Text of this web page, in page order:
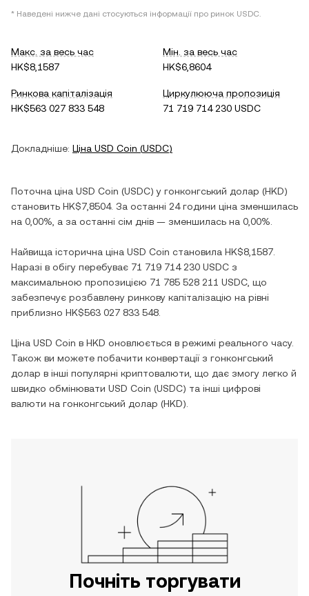
* Наведені нижче дані стосуються інформації про ринок USDC.
Макс. за весь час
HK$8,1587
Мін. за весь час
HK$6,8604
Ринкова капіталізація
HK$563 027 833 548
Циркулююча пропозиція
71 719 714 230 USDC
Докладніше: Ціна USD Coin (USDC)
Поточна ціна USD Coin (USDC) у гонконгський долар (HKD)
становить HK$7,8504. За останні 24 години ціна зменшилась
на 0,00% , а за останні сім днів — зменшилась на 0,00%
Найвища історична ціна USD Coin становила HK$8,1587
Наразі в обігу перебуває 71 719 714 230 USDC з
максимальною пропозицією 71 785 528 211 USDC , що
забезпечує розбавлену ринкову капіталізацію на рівні
приблизно HK$563 027 833 548
Ціна USD Coin в HKD оновлюється в режимі реального часу.
Також ви можете побачити конвертації з гонконгський
долар в інші популярні криптовалюти, що дає змогу легко й
швидко обмінювати USD Coin (USDC) та інші цифрові
валюти на гонконгський долар (HKD).
Почніть торгувати